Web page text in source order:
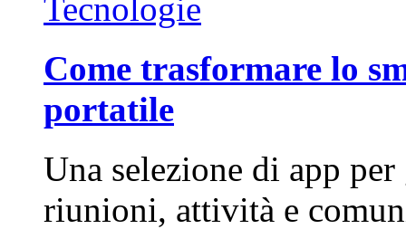
Tecnologie
Come trasformare lo
portatile
Una selezione di app
riunioni, attività e